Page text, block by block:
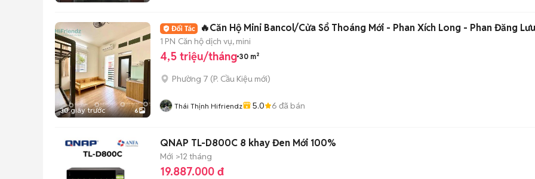
30 giây trước 6
🔥Căn Hộ Mini Bancol/Cửa Sổ Thoáng Mới - Phan Xích Long - Phan Đăng Lưu
1 PN Căn hộ dịch vụ, mini
4,5 triệu/tháng 30 m²
Phường 7 (P. Cầu Kiệu mới)
Thái Thịnh Hifriendz 5.0 6 đã bán
QNAP TL-D800C 8 khay Đen Mới 100%
Mới >12 tháng
19.887.000 đ